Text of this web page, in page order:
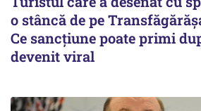
o stâncă de pe
Ce sancțiune poate primi
devenit viral